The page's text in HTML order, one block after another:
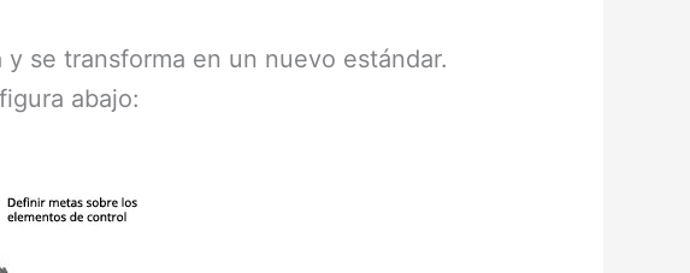
se transforma en un nuevo estándar.
abajo: